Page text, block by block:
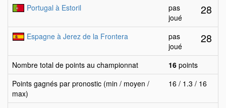
Portugal à Estoril
pas
joué
28
Espagne à Jerez de la Frontera
pas
joué
28
Nombre total de points au championnat 16 points
Points gagnés par pronostic (min / moyen /
max)
16 / 1.3 / 16